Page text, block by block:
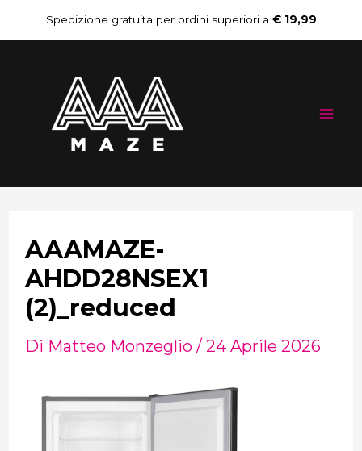
al
contenuto
Spedizione gratuita per ordini superiori a € 19,99
AAAMAZE-
AHDD28NSEX1
(2)_reduced
Di Matteo Monzeglio / 24 Aprile 2026
Navigazione
articoli